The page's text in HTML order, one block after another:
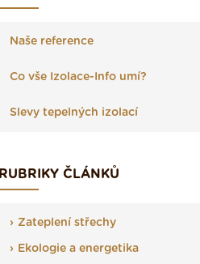
Naše reference
Co vše Izolace-Info umí?
Slevy tepelných izolací
RUBRIKY ČLÁNKŮ
Zateplení střechy
Ekologie a energetika